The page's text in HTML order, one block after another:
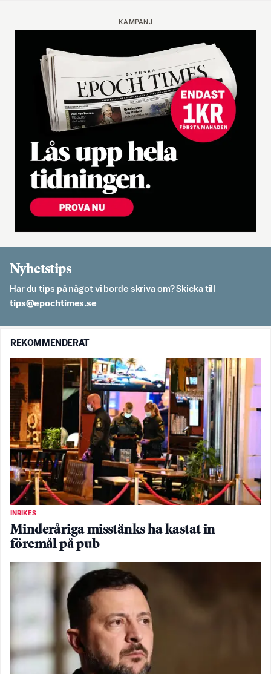
KAMPANJ
Nyhetstips
Har du tips på något vi borde skriva om? Skicka till
es.semithcope@spit
REKOMMENDERAT
INRIKES
Minderåriga misstänks ha kastat in
föremål på pub